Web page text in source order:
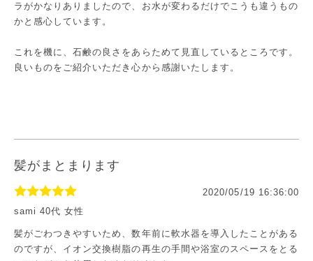
ラがかなりありましたので、お水が変わるだけでこうも違うもの
かと感心しています。
これを機に、石鹸の良さをあらためて見直しているところです。
良いものをご紹介いただき心から感謝いたします。
髪がまとまります
2020/05/19 16:36:00
sami 40代 女性
髪がごわつきやすいため、数年前に軟水器を導入したことがある
のですが、イオン交換樹脂の再生の手間や浴室のスペースをとる